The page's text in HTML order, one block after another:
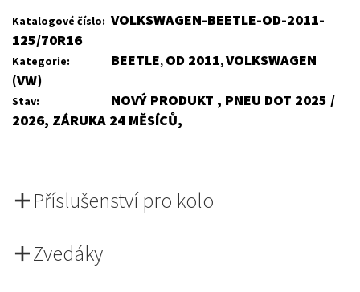
4
663Kč.
3
Katalogové číslo: VOLKSWAGEN-BEETLE-OD-2011-
125/70R16
Kategorie: BEETLE, OD 2011,VOLKSWAGEN
(VW)
Stav:
NOVÝ PRODUKT , PNEU DOT 2025 /
2026, ZÁRUKA 24 MĚSÍCŮ,
Příslušenství pro kolo
Zvedáky